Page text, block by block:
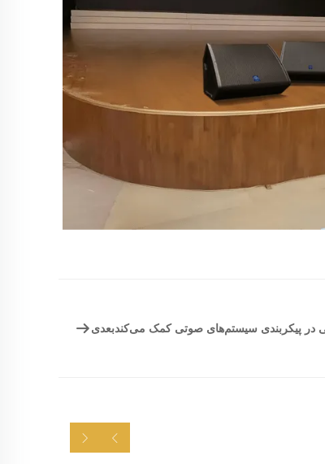
در پیکربندی سیستم‌های صوتی کمک می‌کندبعدی